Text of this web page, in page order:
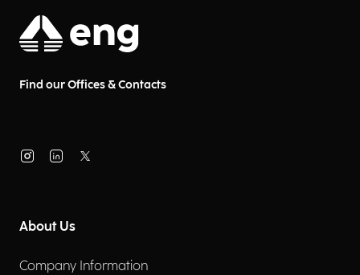
Find our Offices & Contacts
About Us
Company Information